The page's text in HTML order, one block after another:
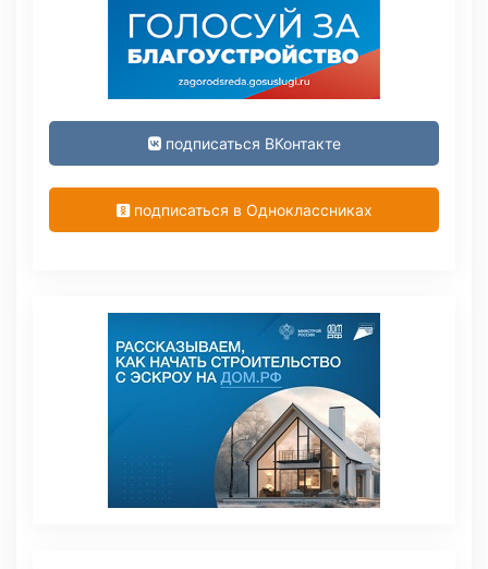
подписаться ВКонтакте
подписаться в Одноклассниках